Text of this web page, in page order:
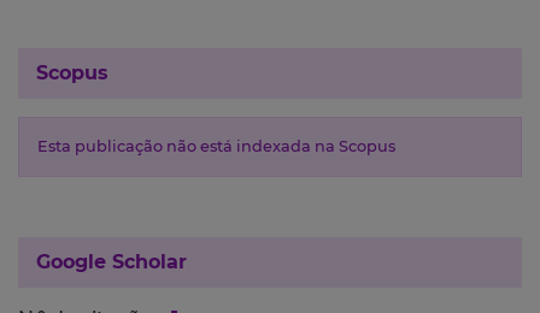
Scopus
Esta publicação não está indexada na Scopus
Google Scholar